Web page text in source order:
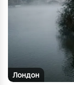
Лондон